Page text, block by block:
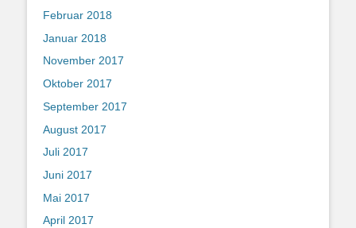
Februar 2018
Januar 2018
November 2017
Oktober 2017
September 2017
August 2017
Juli 2017
Juni 2017
Mai 2017
April 2017